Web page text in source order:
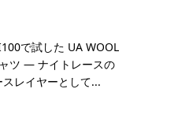
で試した UA WOOL
ツ — ナイトレースの
スレイヤーとして...